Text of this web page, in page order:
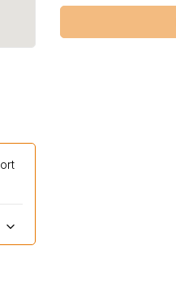
keyboard_arrow_down